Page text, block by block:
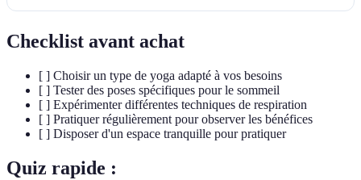
Checklist avant achat
[ ] Choisir un type de yoga adapté à vos besoins
[ ] Tester des poses spécifiques pour le sommeil
[ ] Expérimenter différentes techniques de respiration
[ ] Pratiquer régulièrement pour observer les bénéfices
[ ] Disposer d'un espace tranquille pour pratiquer
Quiz rapide :